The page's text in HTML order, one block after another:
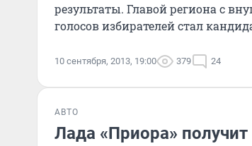
результаты. Главой региона с
голосов избирателей стал
10 сентября, 2013, 19:00 379 24
АВТО
Лада «Приора»